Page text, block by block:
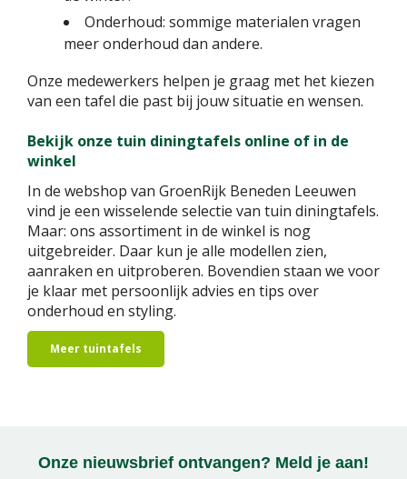
Onderhoud: sommige materialen vragen
meer onderhoud dan andere.
Onze medewerkers helpen je graag met het kiezen
van een tafel die past bij jouw situatie en wensen.
Bekijk onze tuin diningtafels online of in de
winkel
In de webshop van GroenRijk Beneden Leeuwen
vind je een wisselende selectie van tuin diningtafels.
Maar: ons assortiment in de winkel is nog
uitgebreider. Daar kun je alle modellen zien,
aanraken en uitproberen. Bovendien staan we voor
je klaar met persoonlijk advies en tips over
onderhoud en styling.
Meer tuintafels
Onze nieuwsbrief ontvangen? Meld je aan!